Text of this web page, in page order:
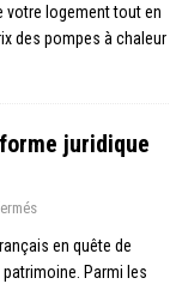
votre logement tout en
des pompes à chaleur
juridique
en quête de
Parmi les